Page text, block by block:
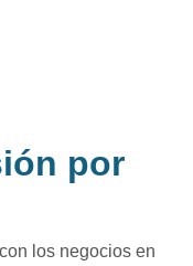
por
los negocios en